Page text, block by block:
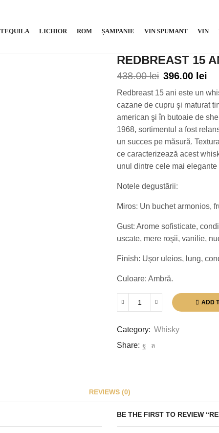
TEQUILA LICHIOR ROM ȘAMPANIE VIN SPUMANT VIN
REDBREAST 15
438.00lei 396.00 lei
Redbreast 15 ani este un
cazane de cupru şi maturat
american şi în butoaie de
1968, sortimentul a fost
un succes pe măsură.
ce caracterizează acest
unul dintre cele mai
Notele degustării:
Miros: Un buchet armonios,
Gust: Arome sofisticate,
uscate, mere roşii, vanilie,
Finish: Uşor uleios, lung,
Culoare: Ambră.
REDBREAST
ANI
0.7L
quantity
ADD
Category: Whisky
Share:
REVIEWS (0)
BE THE FIRST TO REVIEW